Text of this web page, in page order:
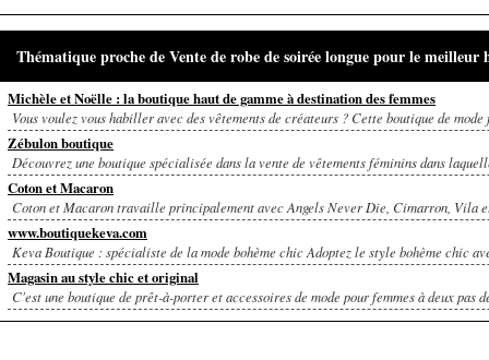
Thématique proche de Vente de robe de soirée longue pour le meilleur
Michèle et Noëlle : la boutique haut de gamme à destination des femmes
Vous voulez vous habiller avec des vêtements de créateurs ? Cette boutique de
Zébulon boutique
Découvrez une boutique spécialisée dans la vente de vêtements féminins dans
Coton et Macaron
Coton et Macaron travaille principalement avec Angels Never Die, Cimarron, Vila
www.boutiquekeva.com
Keva Boutique : spécialiste de la mode bohème chic Adoptez le style bohème chic
Magasin au style chic et original
C'est une boutique de prêt-à-porter et accessoires de mode pour femmes à deux pas